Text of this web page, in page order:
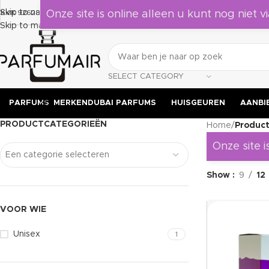
Skip to navigation
Skip to main content
KVK 92628524
Laat je verrassen door deze geuren, leuk om als cadeau te geven
SELECT CATEGORY
PARFUMS MERKEN DUBAI PARFUMS HUISGEUREN
PRODUCTCATEGORIEËN
Een categorie selecteren
VOOR WIE
Unisex 1
Home/
Onze site
Show 9 12
Onze site is online alleen u kunt nog niet